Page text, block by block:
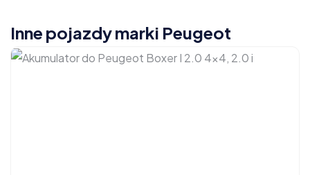
Inne pojazdy marki Peugeot